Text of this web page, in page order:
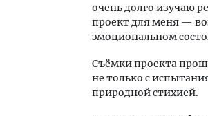
очень долго изучаю
проект для меня —
эмоциональном
Съёмки проекта
не только с
природной стихией.